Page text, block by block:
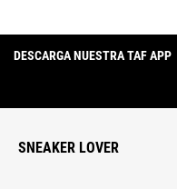
DESCARGA NUESTRA TAF APP
SNEAKER LOVER